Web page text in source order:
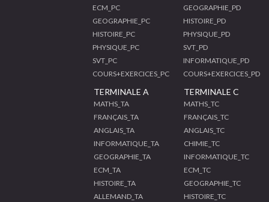
ECM_PC
GEOGRAPHIE_PC
HISTOIRE_PC
PHYSIQUE_PC
SVT_PC
COURS+EXERCICES_PC
GEOGRAPHIE_PD
HISTOIRE_PD
PHYSIQUE_PD
SVT_PD
INFORMATIQUE_PD
COURS+EXERCICES_PD
TERMINALE A
MATHS_TA
FRANÇAIS_TA
ANGLAIS_TA
INFORMATIQUE_TA
GEOGRAPHIE_TA
ECM_TA
HISTOIRE_TA
ALLEMAND_TA
TERMINALE C
MATHS_TC
FRANÇAIS_TC
ANGLAIS_TC
CHIMIE_TC
INFORMATIQUE_TC
ECM_TC
GEOGRAPHIE_TC
HISTOIRE_TC